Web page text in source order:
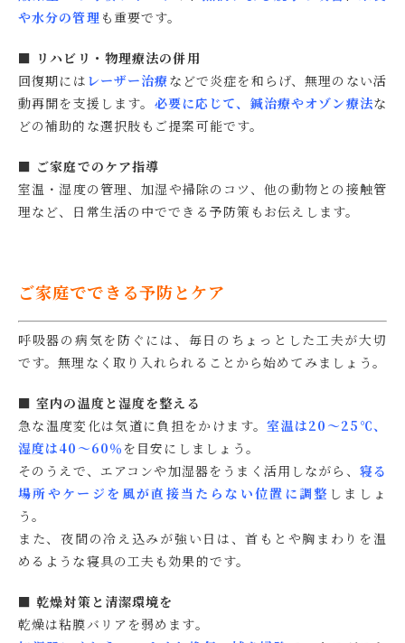
や水分の管理 も重要です。
■ リハビリ・物理療法の併用
回復期には レーザー治療などで炎症を和らげ、無理のない活
動再開を支援します。 必要に応じて、鍼治療やオゾン療法な
どの補助的な選択肢もご提案可能です。
■ ご家庭でのケア指導
室温・湿度の管理、加湿や掃除のコツ、他の動物との接触管
理など、日常生活の中でできる予防策もお伝えします。
ご家庭でできる予防とケア
呼吸器の病気を防ぐには、毎日のちょっとした工夫が大切
です。無理なく取り入れられることから始めてみましょう。
■ 室内の温度と湿度を整える
急な温度変化は気道に負担をかけます。室温は20〜25℃、
湿度は40〜60％ を目安にしましょう。
そのうえで、エアコンや加湿器をうまく活用しながら、 寝る
場所やケージを風が直接当たらない位置に調整 しましょ
う。
また、夜間の冷え込みが強い日は、首もとや胸まわりを温
めるような寝具の工夫も効果的です。
■ 乾燥対策と清潔環境を
乾燥は粘膜バリアを弱めます。